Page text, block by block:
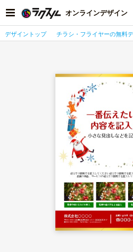
オンラインデザイン
デザイントップ チラシ・フライヤーの無料